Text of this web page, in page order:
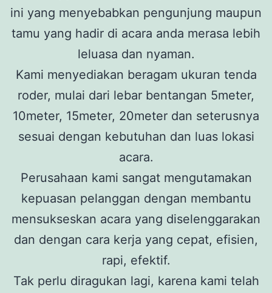
ini yang menyebabkan pengunjung maupun
tamu yang hadir di acara anda merasa lebih
leluasa dan nyaman.
Kami menyediakan beragam ukuran tenda
roder, mulai dari lebar bentangan 5meter,
10meter, 15meter, 20meter dan seterusnya
sesuai dengan kebutuhan dan luas lokasi
acara.
Perusahaan kami sangat mengutamakan
kepuasan pelanggan dengan membantu
mensukseskan acara yang diselenggarakan
dan dengan cara kerja yang cepat, efisien,
rapi, efektif.
Tak perlu diragukan lagi, karena kami telah